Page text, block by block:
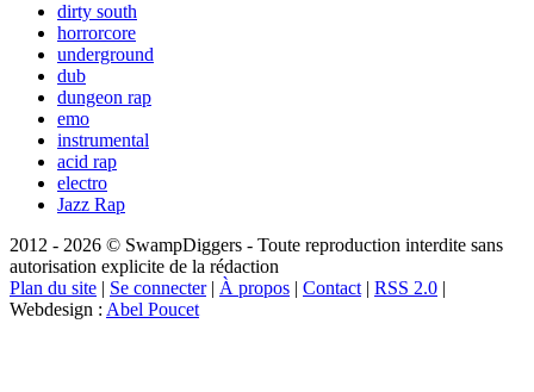
dirty south
horrorcore
underground
dub
dungeon rap
emo
instrumental
acid rap
electro
Jazz Rap
2012 - 2026 © SwampDiggers - Toute reproduction interdite sans
autorisation explicite de la rédaction
Plan du site | Se connecter| À propos | Contact | RSS 2.0 |
Webdesign : Abel Poucet